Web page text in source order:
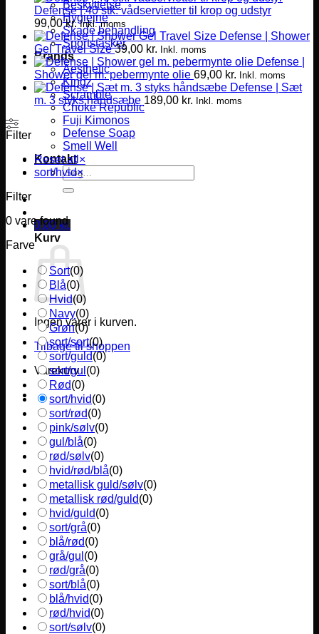
Beskyttelse
Hygiejne
Skade behandling
Sportstasker
Brands
Aesthetic
Kingz
Scramble
Choke Republic
Fuji Kimonos
Defense Soap
Smell Well
Kontakt
Søg
efter:
0,00 kr.
Kurv
Ingen varer i kurven.
Tilbage til shoppen
Varekurv
Defense | 40 stk. vådservietter til krop og udstyr
99,00kr. Inkl. moms
Defense | Shower
Gel Travel Size 39,00 kr. Inkl. moms
Defense |
Shower gel m. pebermynte olie 69,00 kr. Inkl. moms
Defense | Sæt
m. 3 styks håndsæbe 189,00 kr. Inkl. moms
Filter
Reset all ×
sort/hvid×
Filter
0 vare found
Farve
Sort(0)
Blå(0)
Hvid(0)
Navy(0)
Grøn(0)
sort/sort(0)
sort/guld(0)
sort/gul (0)
Rød(0)
sort/hvid(0)
sort/rød(0)
pink/sølv(0)
gul/blå(0)
rød/sølv(0)
hvid/rød/blå(0)
metallisk guld/sølv(0)
metallisk rød/guld(0)
hvid/guld(0)
sort/grå(0)
blå/rød(0)
grå/gul (0)
rød/grå(0)
sort/blå(0)
blå/hvid(0)
rød/hvid(0)
sort/sølv(0)